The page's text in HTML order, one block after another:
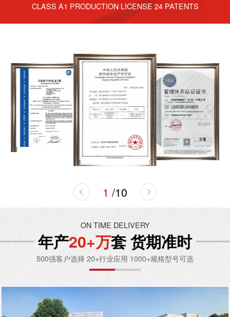
CLASS A1 PRODUCTION LICENSE 24 PATENTS
1 /10
ON TIME DELIVERY
年产20+万套 货期准时
500强客户选择 20+行业应用 1000+规格型号可选